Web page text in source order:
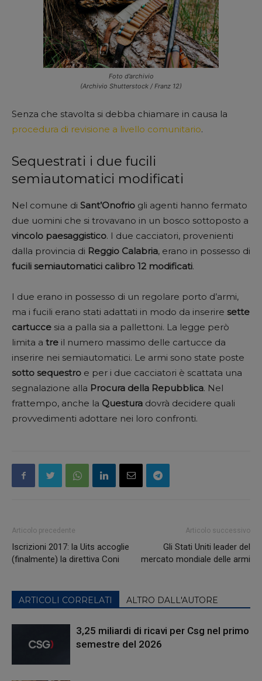
Foto d’archivio
(Archivio Shutterstock / Franz 12)
Senza che stavolta si debba chiamare in causa la
procedura di revisione a livello comunitario.
Sequestrati i due fucili
semiautomatici modificati
Nel comune di Sant’Onofrio gli agenti hanno fermato
due uomini che si trovavano in un bosco sottoposto a
vincolo paesaggistico. I due cacciatori, provenienti
dalla provincia di Reggio Calabria, erano in possesso di
fucili semiautomatici calibro 12 modificati.
I due erano in possesso di un regolare porto d’armi,
ma i fucili erano stati adattati in modo da inserire sette
cartucce sia a palla sia a pallettoni. La legge però
limita a tre il numero massimo delle cartucce da
inserire nei semiautomatici. Le armi sono state poste
sotto sequestro e per i due cacciatori è scattata una
segnalazione alla Procura della Repubblica. Nel
frattempo, anche la Questura dovrà decidere quali
provvedimenti adottare nei loro confronti.
Articolo precedente
Iscrizioni 2017: la Uits accoglie
(finalmente) la direttiva Coni
Articolo successivo
Gli Stati Uniti leader del
mercato mondiale delle armi
ARTICOLI CORRELATI ALTRO DALL'AUTORE
3,25 miliardi di ricavi per Csg nel primo
semestre del 2026